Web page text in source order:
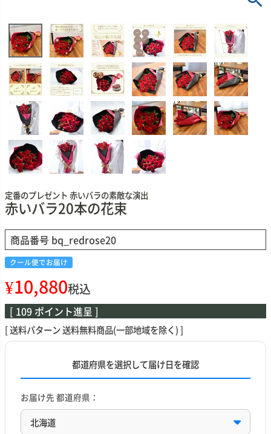
定番のプレゼント 赤いバラの素敵な演出
赤いバラ20本の花束
商品番号 bq_redrose20
クール便でお届け
¥10,880税込
[ 109 ポイント進呈 ]
送料パターン送料無料商品(一部地域を除く)
都道府県を選択して届け日を確認
お届け先 都道府県：